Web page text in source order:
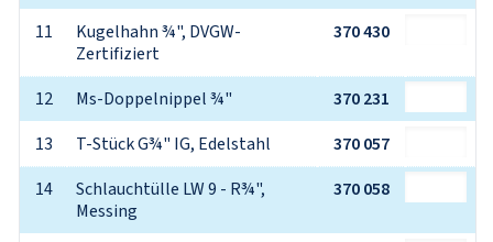
11
Kugelhahn ¾", DVGW-
Zertifiziert
370 430
12 Ms-Doppelnippel ¾"
370 231
13
T-Stück G¾" IG, Edelstahl
370 057
14
Schlauchtülle LW 9 - R¾",
Messing
370 058